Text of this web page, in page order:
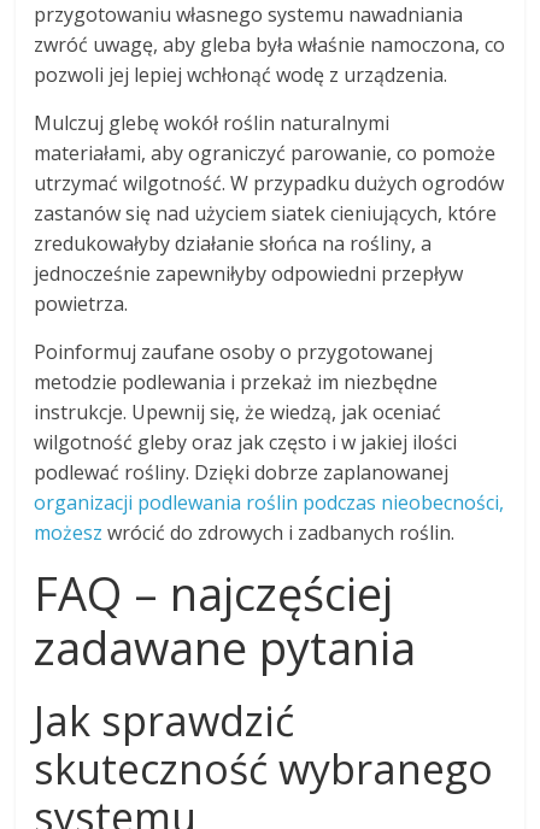
przygotowaniu własnego systemu nawadniania
zwróć uwagę, aby gleba była właśnie namoczona, co
pozwoli jej lepiej wchłonąć wodę z urządzenia.
Mulczuj glebę wokół roślin naturalnymi
materiałami, aby ograniczyć parowanie, co pomoże
utrzymać wilgotność. W przypadku dużych ogrodów
zastanów się nad użyciem siatek cieniujących, które
zredukowałyby działanie słońca na rośliny, a
jednocześnie zapewniłyby odpowiedni przepływ
powietrza.
Poinformuj zaufane osoby o przygotowanej
metodzie podlewania i przekaż im niezbędne
instrukcje. Upewnij się, że wiedzą, jak oceniać
wilgotność gleby oraz jak często i w jakiej ilości
podlewać rośliny. Dzięki dobrze zaplanowanej
organizacji podlewania roślin podczas nieobecności,
możesz wrócić do zdrowych i zadbanych roślin.
FAQ – najczęściej
zadawane pytania
Jak sprawdzić
skuteczność wybranego
systemu